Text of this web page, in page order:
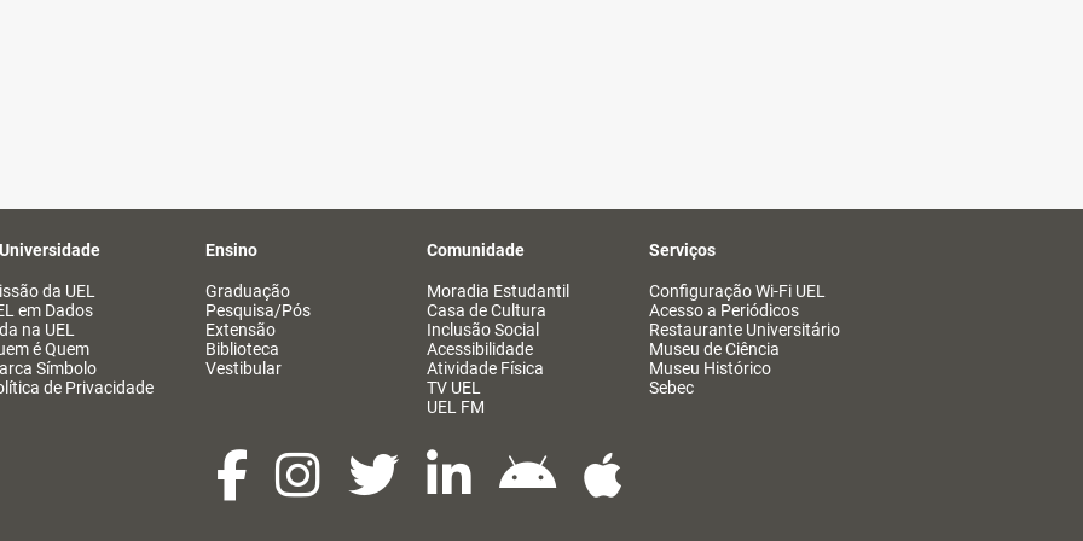
da UEL
em Dados
na UEL
é Quem
Símbolo
de Privacidade
Ensino
Graduação
Pesquisa/Pós
Extensão
Biblioteca
Vestibular
Comunidade
Moradia Estudantil
Casa de Cultura
Inclusão Social
Acessibilidade
Atividade Física
TV UEL
UEL FM
Serviços
Configuração Wi-Fi UEL
Acesso a Periódicos
Restaurante Universitário
Museu de Ciência
Museu Histórico
Sebec